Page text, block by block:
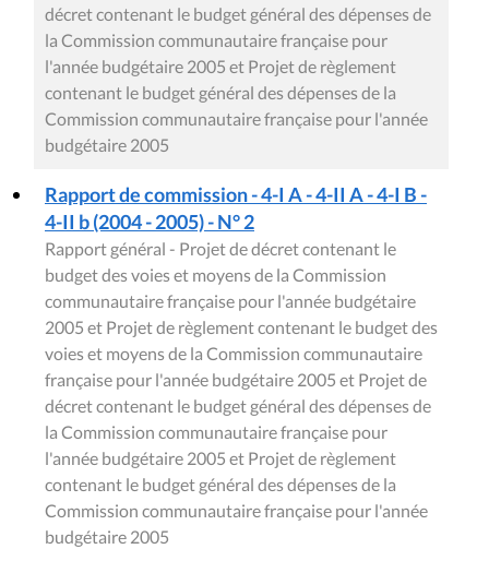
décret contenant le budget général des dépenses de
la Commission communautaire française pour
l'année budgétaire 2005 et Projet de règlement
contenant le budget général des dépenses de la
Commission communautaire française pour l'année
budgétaire 2005
Rapport de commission - 4-I A - 4-II A - 4-I B -
4-II b (2004 - 2005) - N° 2
Rapport général - Projet de décret contenant le
budget des voies et moyens de la Commission
communautaire française pour l'année budgétaire
2005 et Projet de règlement contenant le budget des
voies et moyens de la Commission communautaire
française pour l'année budgétaire 2005 et Projet de
décret contenant le budget général des dépenses de
la Commission communautaire française pour
l'année budgétaire 2005 et Projet de règlement
contenant le budget général des dépenses de la
Commission communautaire française pour l'année
budgétaire 2005